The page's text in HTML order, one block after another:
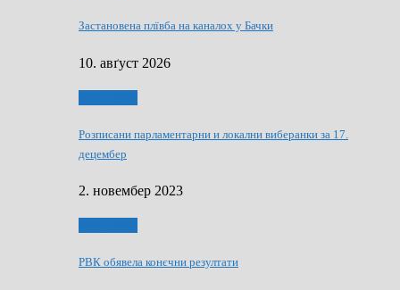
Застановена плївба на каналох у Бачки
10. авґуст 2026
Розписани парламентарни и локални виберанки за 17.
децембер
2. новембер 2023
РВК обявела конєчни резултати